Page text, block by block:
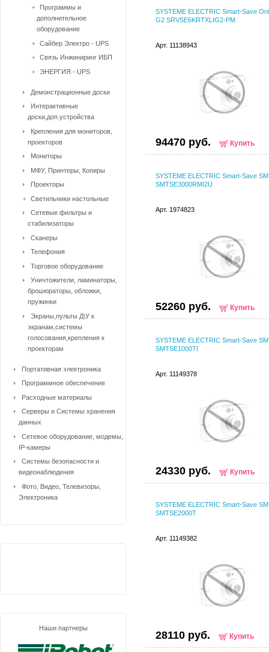
SYSTEME ELECTRIC Smart-Save
G2 SRVSE6KRTXLIG2-PM
Арт. 11138943
94470 руб. Купить
SYSTEME ELECTRIC Smart-Save
SMTSE3000RMI2U
Арт. 1974823
52260 руб. Купить
SYSTEME ELECTRIC Smart-Save
SMTSE1000TI
Арт. 11149378
24330 руб. Купить
SYSTEME ELECTRIC Smart-Save
SMTSE2000T
Арт. 11149382
28110 руб. Купить
Программы и
дополнительное
оборудование
Сайбер Электро - UPS
Связь Инжиниринг ИБП
ЭНЕРГИЯ - UPS
Демонстрационные доски
Интерактивные
доски,доп.устройства
Крепления для мониторов,
проекторов
Мониторы
МФУ, Принтеры, Копиры
Проекторы
Светильники настольные
Сетевые фильтры и
стабилизаторы
Сканеры
Телефония
Торговое оборудование
Уничтожители, ламинаторы,
брошюраторы, обложки,
пружинки
Экраны,пульты Д\У к
экранам,системы
голосования,крепления к
проекторам
Портативная электроника
Программное обеспечение
Расходные материалы
Серверы и Системы хранения
данных
Сетевое оборудование, модемы,
IP-камеры
Системы безопасности и
видеонаблюдения
Фото, Видео, Телевизоры,
Электроника
Наши партнеры